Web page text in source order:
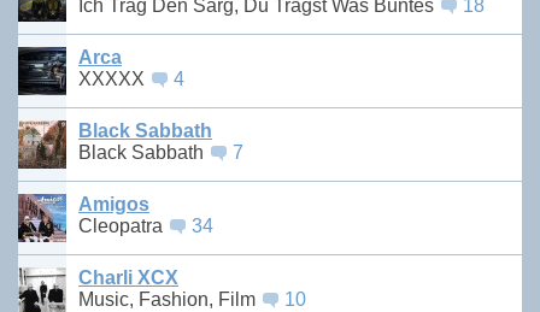
Ich Trag Den Sarg, Du Trägst Was Buntes
18
Arca
XXXXX
4
Black Sabbath
Black Sabbath
7
Amigos
Cleopatra
34
Charli XCX
Music, Fashion, Film
10